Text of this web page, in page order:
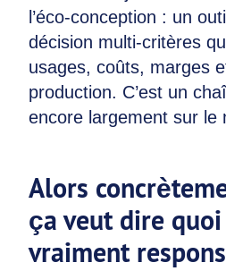
l’éco-conception : un
décision multi-critères
usages, coûts, marges
production. C’est un
encore largement sur le
Alors
ça veut dire
vraiment